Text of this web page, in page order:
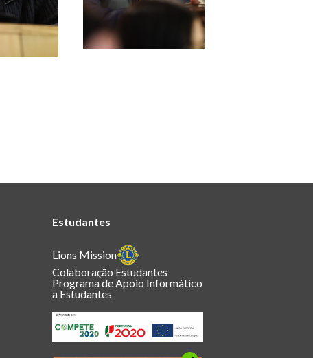
Estudantes
Lions Mission
Colaboração Estudantes
Programa de Apoio Informático
a Estudantes